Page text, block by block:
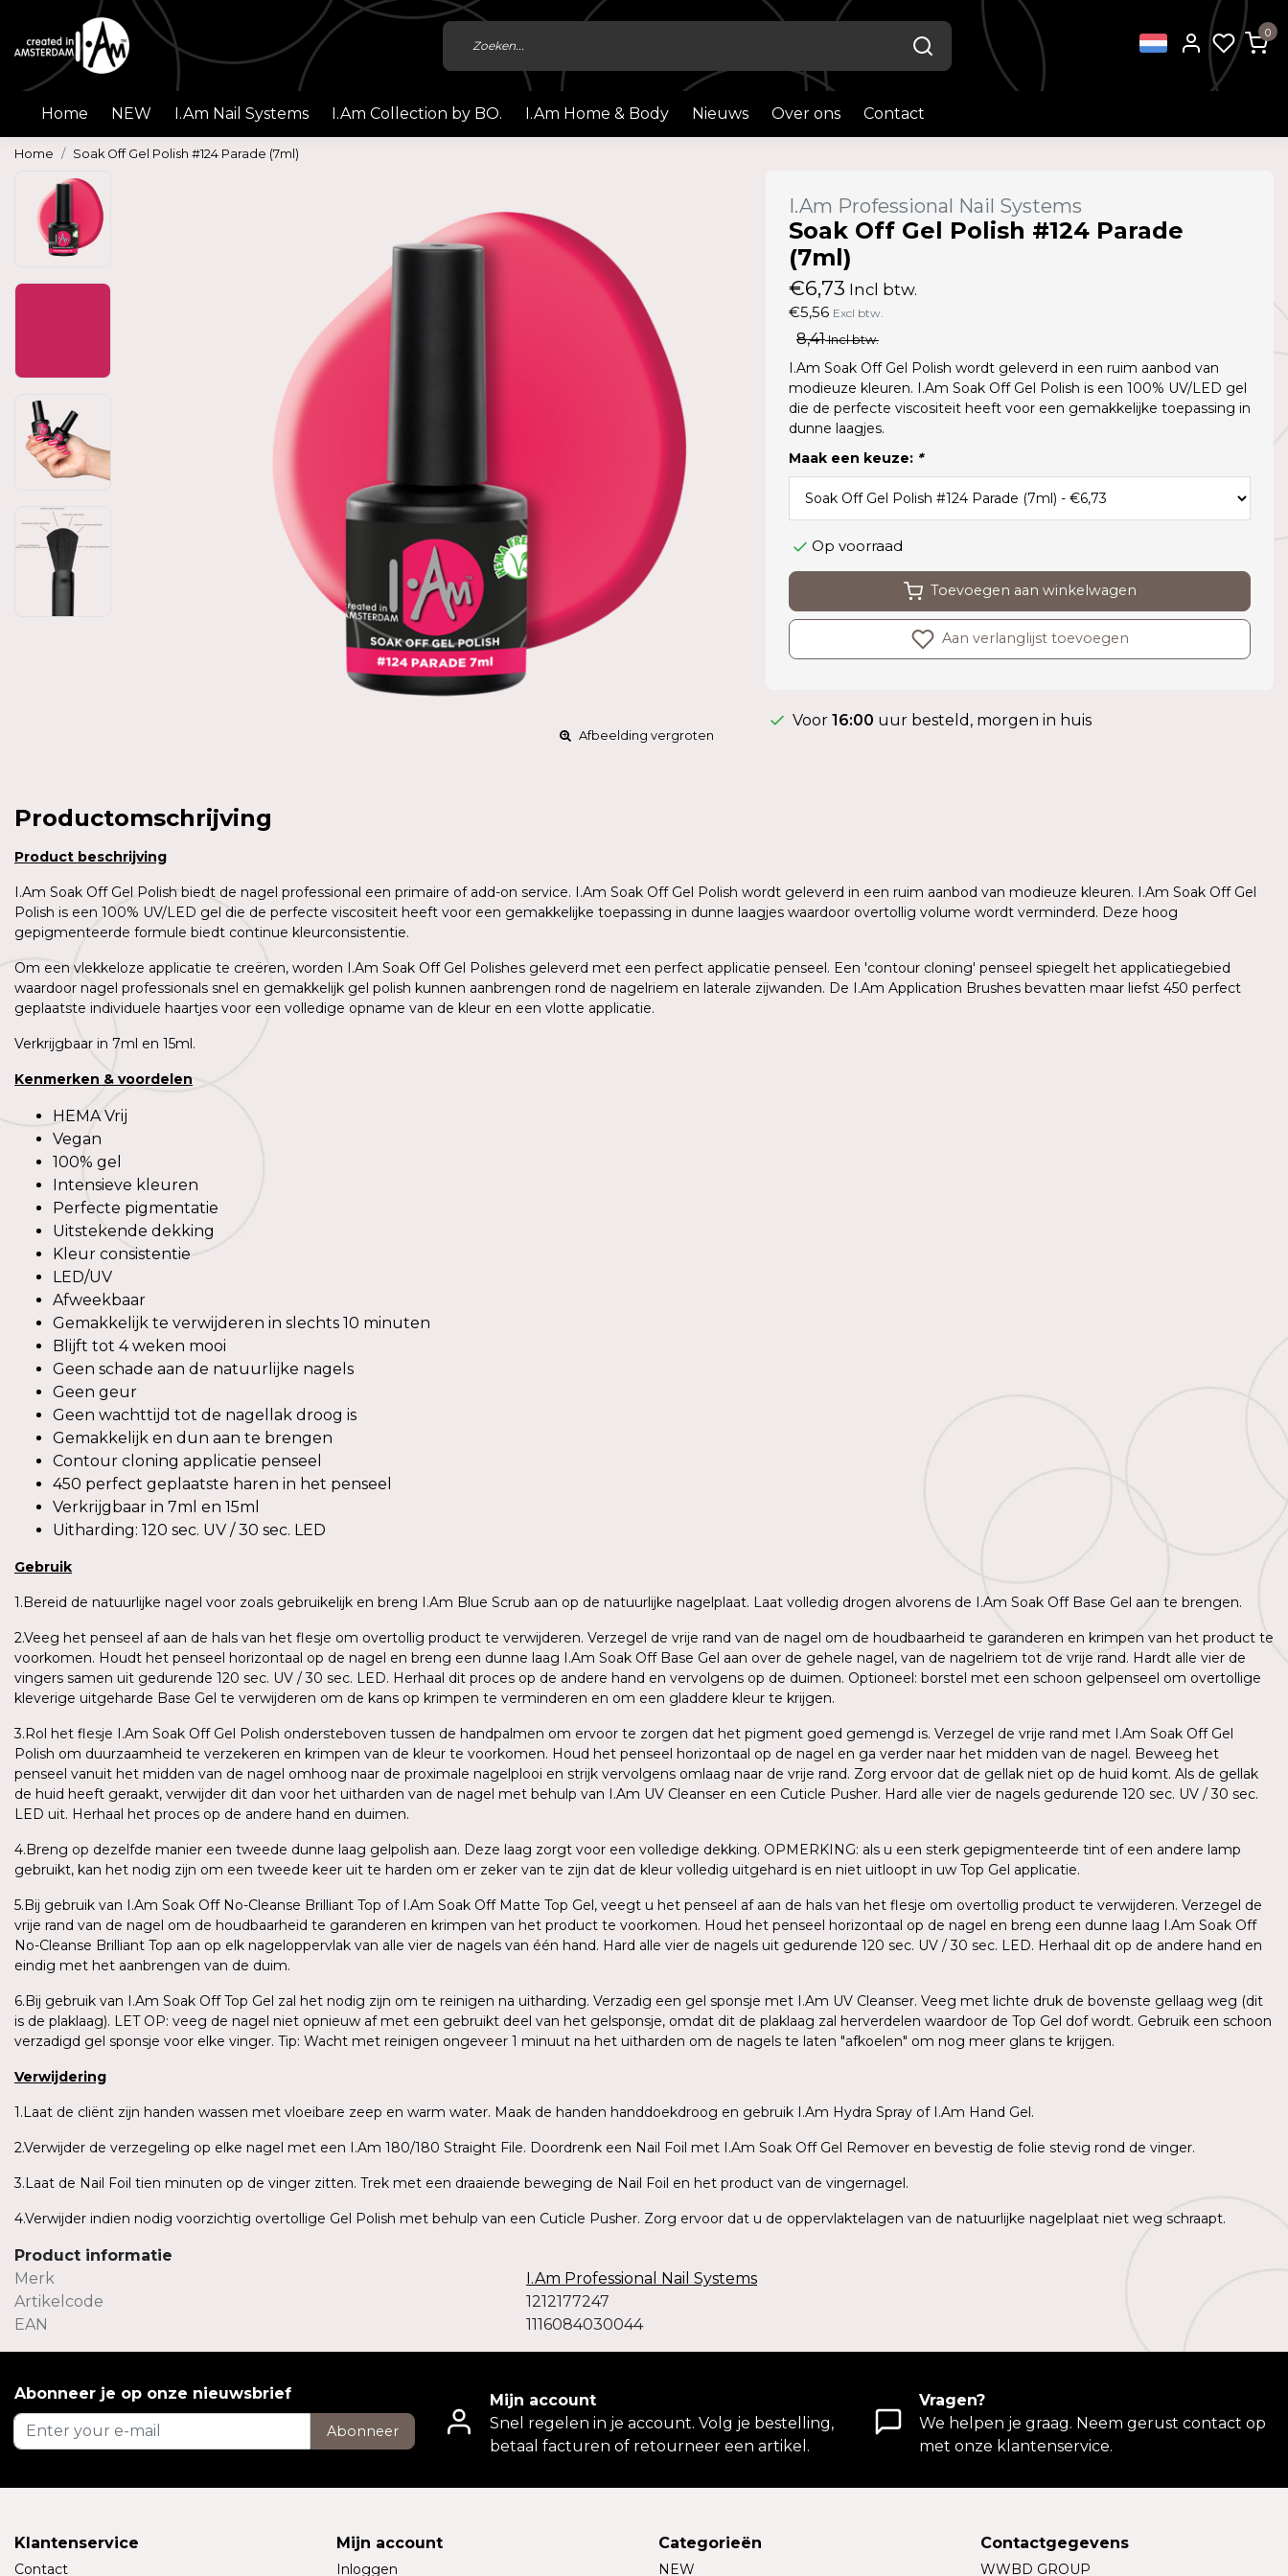
0
Home NEW I.Am Nail Systems I.Am Collection by BO. I.Am Home & Body Nieuws Over ons Contact
Home Soak Off Gel Polish #124 Parade (7ml)
Afbeelding vergroten
I.Am Professional Nail Systems
Soak Off Gel Polish #124 Parade
(7ml)
€6,73 Incl btw.
€5,56 Excl btw.
8,41Incl btw.
I.Am Soak Off Gel Polish wordt geleverd in een ruim aanbod van
modieuze kleuren. I.Am Soak Off Gel Polish is een 100% UV/LED gel
die de perfecte viscositeit heeft voor een gemakkelijke toepassing in
dunne laagjes.
Maak een keuze: *
Op voorraad
Toevoegen aan winkelwagen
Aan verlanglijst toevoegen
Voor 16:00 uur besteld, morgen in huis
Productomschrijving
Product beschrijving
I.Am Soak Off Gel Polish biedt de nagel professional een primaire of add-on service. I.Am Soak Off Gel Polish wordt geleverd in een ruim aanbod van modieuze kleuren. I.Am Soak Off Gel
Polish is een 100% UV/LED gel die de perfecte viscositeit heeft voor een gemakkelijke toepassing in dunne laagjes waardoor overtollig volume wordt verminderd. Deze hoog
gepigmenteerde formule biedt continue kleurconsistentie.
Om een vlekkeloze applicatie te creëren, worden I.Am Soak Off Gel Polishes geleverd met een perfect applicatie penseel. Een 'contour cloning' penseel spiegelt het applicatiegebied
waardoor nagel professionals snel en gemakkelijk gel polish kunnen aanbrengen rond de nagelriem en laterale zijwanden. De I.Am Application Brushes bevatten maar liefst 450 perfect
geplaatste individuele haartjes voor een volledige opname van de kleur en een vlotte applicatie.
Verkrijgbaar in 7ml en 15ml.
Kenmerken & voordelen
HEMA Vrij
Vegan
100% gel
Intensieve kleuren
Perfecte pigmentatie
Uitstekende dekking
Kleur consistentie
LED/UV
Afweekbaar
Gemakkelijk te verwijderen in slechts 10 minuten
Blijft tot 4 weken mooi
Geen schade aan de natuurlijke nagels
Geen geur
Geen wachttijd tot de nagellak droog is
Gemakkelijk en dun aan te brengen
Contour cloning applicatie penseel
450 perfect geplaatste haren in het penseel
Verkrijgbaar in 7ml en 15ml
Uitharding: 120 sec. UV / 30 sec. LED
Gebruik
1.Bereid de natuurlijke nagel voor zoals gebruikelijk en breng I.Am Blue Scrub aan op de natuurlijke nagelplaat. Laat volledig drogen alvorens de I.Am Soak Off Base Gel aan te brengen.
2.Veeg het penseel af aan de hals van het flesje om overtollig product te verwijderen. Verzegel de vrije rand van de nagel om de houdbaarheid te garanderen en krimpen van het product te
voorkomen. Houdt het penseel horizontaal op de nagel en breng een dunne laag I.Am Soak Off Base Gel aan over de gehele nagel, van de nagelriem tot de vrije rand. Hardt alle vier de
vingers samen uit gedurende 120 sec. UV / 30 sec. LED. Herhaal dit proces op de andere hand en vervolgens op de duimen. Optioneel: borstel met een schoon gelpenseel om overtollige
kleverige uitgeharde Base Gel te verwijderen om de kans op krimpen te verminderen en om een gladdere kleur te krijgen.
3.Rol het flesje I.Am Soak Off Gel Polish ondersteboven tussen de handpalmen om ervoor te zorgen dat het pigment goed gemengd is. Verzegel de vrije rand met I.Am Soak Off Gel
Polish om duurzaamheid te verzekeren en krimpen van de kleur te voorkomen. Houd het penseel horizontaal op de nagel en ga verder naar het midden van de nagel. Beweeg het
penseel vanuit het midden van de nagel omhoog naar de proximale nagelplooi en strijk vervolgens omlaag naar de vrije rand. Zorg ervoor dat de gellak niet op de huid komt. Als de gellak
de huid heeft geraakt, verwijder dit dan voor het uitharden van de nagel met behulp van I.Am UV Cleanser en een Cuticle Pusher. Hard alle vier de nagels gedurende 120 sec. UV / 30 sec.
LED uit. Herhaal het proces op de andere hand en duimen.
4.Breng op dezelfde manier een tweede dunne laag gelpolish aan. Deze laag zorgt voor een volledige dekking. OPMERKING: als u een sterk gepigmenteerde tint of een andere lamp
gebruikt, kan het nodig zijn om een tweede keer uit te harden om er zeker van te zijn dat de kleur volledig uitgehard is en niet uitloopt in uw Top Gel applicatie.
5.Bij gebruik van I.Am Soak Off No-Cleanse Brilliant Top of I.Am Soak Off Matte Top Gel, veegt u het penseel af aan de hals van het flesje om overtollig product te verwijderen. Verzegel de
vrije rand van de nagel om de houdbaarheid te garanderen en krimpen van het product te voorkomen. Houd het penseel horizontaal op de nagel en breng een dunne laag I.Am Soak Off
No-Cleanse Brilliant Top aan op elk nageloppervlak van alle vier de nagels van één hand. Hard alle vier de nagels uit gedurende 120 sec. UV / 30 sec. LED. Herhaal dit op de andere hand en
eindig met het aanbrengen van de duim.
6.Bij gebruik van I.Am Soak Off Top Gel zal het nodig zijn om te reinigen na uitharding. Verzadig een gel sponsje met I.Am UV Cleanser. Veeg met lichte druk de bovenste gellaag weg (dit
is de plaklaag). LET OP: veeg de nagel niet opnieuw af met een gebruikt deel van het gelsponsje, omdat dit de plaklaag zal herverdelen waardoor de Top Gel dof wordt. Gebruik een schoon
verzadigd gel sponsje voor elke vinger. Tip: Wacht met reinigen ongeveer 1 minuut na het uitharden om de nagels te laten "afkoelen" om nog meer glans te krijgen.
Verwijdering
1.Laat de cliënt zijn handen wassen met vloeibare zeep en warm water. Maak de handen handdoekdroog en gebruik I.Am Hydra Spray of I.Am Hand Gel.
2.Verwijder de verzegeling op elke nagel met een I.Am 180/180 Straight File. Doordrenk een Nail Foil met I.Am Soak Off Gel Remover en bevestig de folie stevig rond de vinger.
3.Laat de Nail Foil tien minuten op de vinger zitten. Trek met een draaiende beweging de Nail Foil en het product van de vingernagel.
4.Verwijder indien nodig voorzichtig overtollige Gel Polish met behulp van een Cuticle Pusher. Zorg ervoor dat u de oppervlaktelagen van de natuurlijke nagelplaat niet weg schraapt.
Product informatie
Merk
I.Am Professional Nail Systems
Artikelcode
1212177247
EAN
1116084030044
Abonneer je op onze nieuwsbrief
Abonneer
Mijn account
Snel regelen in je account. Volg je bestelling,
betaal facturen of retourneer een artikel.
Vragen?
We helpen je graag. Neem gerust contact op
met onze klantenservice.
Klantenservice
Contact
Mijn account
Inloggen
Categorieën
NEW
Contactgegevens
WWBD GROUP